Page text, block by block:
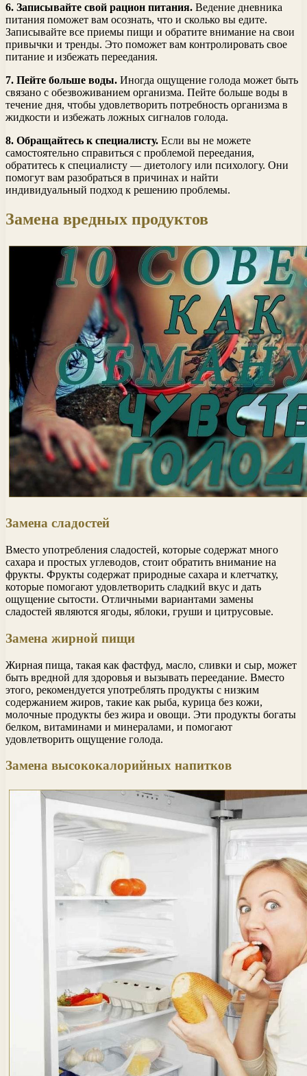
6. Записывайте свой рацион питания. Ведение дневника
питания поможет вам осознать, что и сколько вы едите.
Записывайте все приемы пищи и обратите внимание на свои
привычки и тренды. Это поможет вам контролировать свое
питание и избежать переедания.
7. Пейте больше воды. Иногда ощущение голода может быть
связано с обезвоживанием организма. Пейте больше воды в
течение дня, чтобы удовлетворить потребность организма в
жидкости и избежать ложных сигналов голода.
8. Обращайтесь к специалисту. Если вы не можете
самостоятельно справиться с проблемой переедания,
обратитесь к специалисту — диетологу или психологу. Они
помогут вам разобраться в причинах и найти
индивидуальный подход к решению проблемы.
Замена вредных продуктов
Замена сладостей
Вместо употребления сладостей, которые содержат много
сахара и простых углеводов, стоит обратить внимание на
фрукты. Фрукты содержат природные сахара и клетчатку,
которые помогают удовлетворить сладкий вкус и дать
ощущение сытости. Отличными вариантами замены
сладостей являются ягоды, яблоки, груши и цитрусовые.
Замена жирной пищи
Жирная пища, такая как фастфуд, масло, сливки и сыр, может
быть вредной для здоровья и вызывать переедание. Вместо
этого, рекомендуется употреблять продукты с низким
содержанием жиров, такие как рыба, курица без кожи,
молочные продукты без жира и овощи. Эти продукты богаты
белком, витаминами и минералами, и помогают
удовлетворить ощущение голода.
Замена высококалорийных напитков